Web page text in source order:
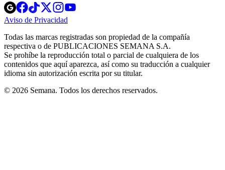
Opens
in
new
Opens
in
new
Opens
in
new
window
Opens
new
windowwindow
Aviso de Privacidad
new
window
Todas las marcas registradas son propiedad de la compañía
respectiva o de PUBLICACIONES SEMANA S.A.
Se prohíbe la reproducción total o parcial de cualquiera de los
contenidos que aquí aparezca, así como su traducción a cualquier
idioma sin autorización escrita por su titular.
© 2026 Semana. Todos los derechos reservados.